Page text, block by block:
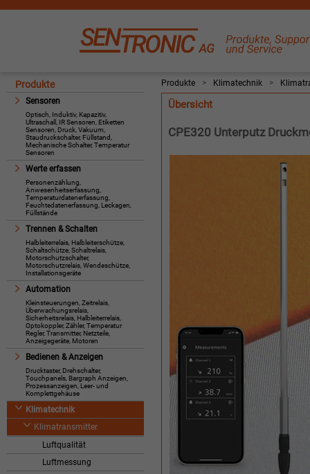
Produkte
Sensoren
Optisch, Induktiv, Kapazitiv,
Ultraschall, IR Sensoren, Etiketten
Sensoren, Druck, Vakuum,
Staudruckschalter, Füllstand,
Mechanische Schalter, Temperatur
Sensoren
Werte erfassen
Personenzählung,
Anwesenheitserfassung,
Temperaturdatenerfassung,
Feuchtedatenerfassung, Leckagen,
Füllstände
Trennen & Schalten
Halbleiterrelais, Halbleiterschütze,
Schaltschütze, Schaltrelais,
Motorschutzschalter,
Motorschutzrelais, Wendeschütze,
Installationsgeräte
Automation
Kleinsteuerungen, Zeitrelais,
Überwachungsrelais,
Sicherheitsrelais, Halbleiterrelais,
Optokoppler, Zähler, Temperatur
Regler, Transmitter, Netzteile,
Anzeigegeräte, Motoren
Bedienen & Anzeigen
Drucktaster, Drehschalter,
Touchpanels, Bargraph Anzeigen,
Prozessanzeigen, Leer- und
Komplettgehäuse
Klimatechnik
Klimatransmitter
Luftqualität
Luftmessung
Produkte > Klimatechnik >
Übersicht
CPE320 Unterputz